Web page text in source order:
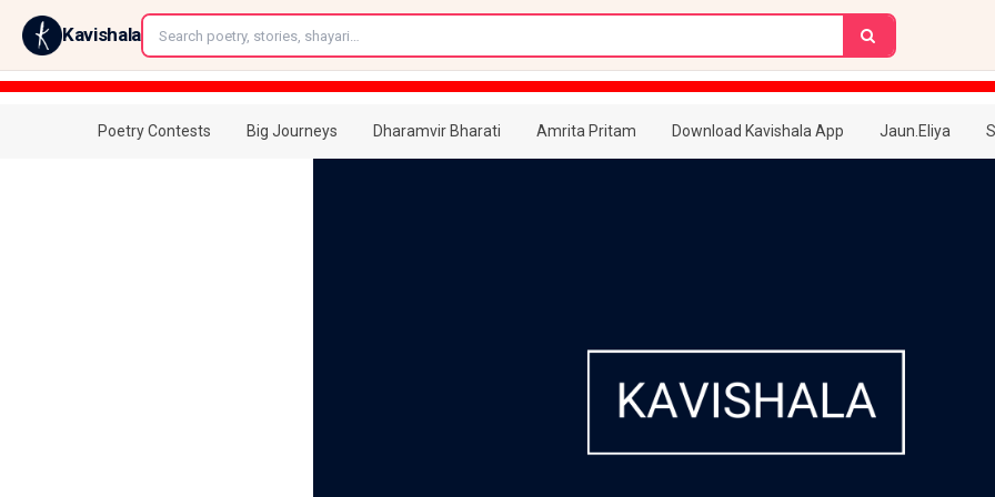
Kavishala
Poetry Contests Big Journeys Dharamvir Bharati Amrita Pritam Download Kavishala App Jaun.Eliya